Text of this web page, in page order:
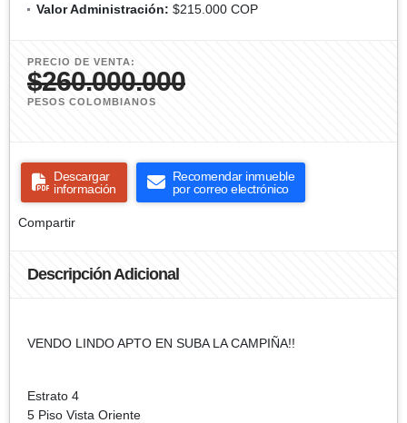
Valor Administración: $215.000 COP
PRECIO DE VENTA:
$260.000.000
PESOS COLOMBIANOS
Descargar
información
Recomendar inmueble
por correo electrónico
Compartir
Descripción Adicional
VENDO LINDO APTO EN SUBA LA CAMPIÑA!!
Estrato 4
5 Piso Vista Oriente